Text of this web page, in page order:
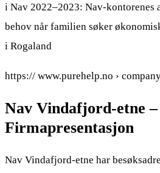
i Nav 2022–2023: Nav-kontorenes
behov når familien søker
i Rogaland
https:// www.purehelp.no ›
Nav Vindafjord-etne –
Firmapresentasjon
Nav Vindafjord-etne har